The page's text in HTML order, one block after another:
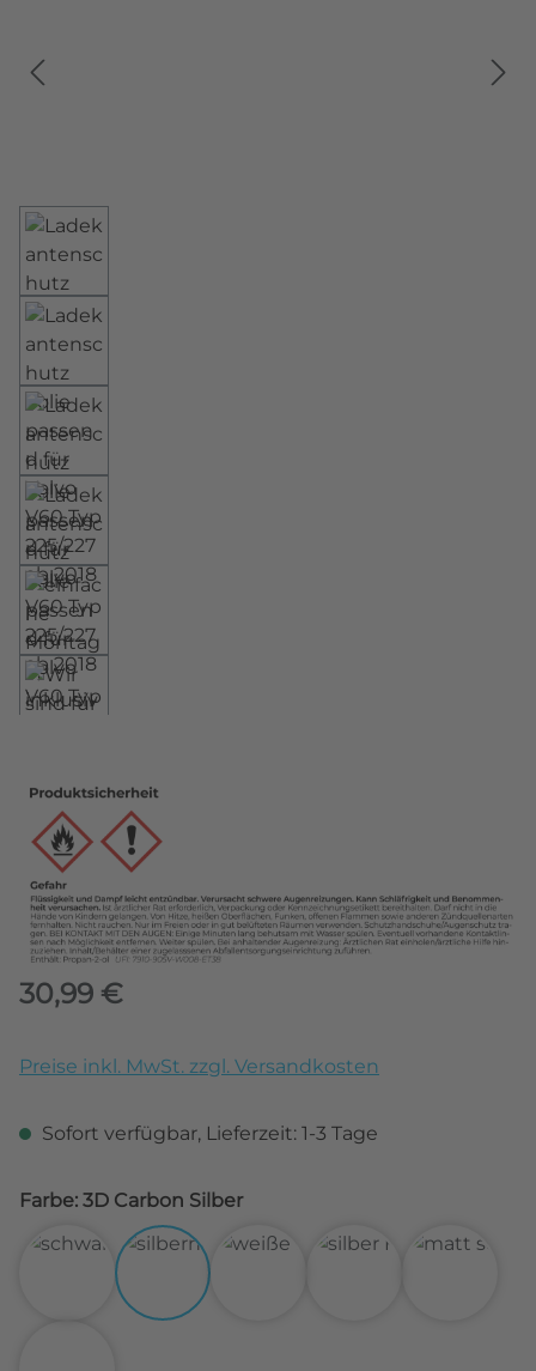
Regulärer Preis:
30,99 €
Preise inkl. MwSt. zzgl. Versandkosten
Sofort verfügbar, Lieferzeit: 1-3 Tage
Farbe: 3D Carbon Silber
3D Carbon Schwarz3D Carbon Silber